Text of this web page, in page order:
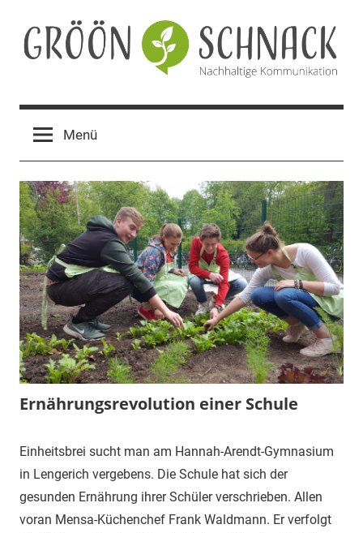
Inhalt
springen
Gröön
Schnack
Menü
Ernährungsrevolution einer Schule
16.
August
Carina
Gröön
Schnack
Einheitsbrei sucht man am Hannah-Arendt-Gymnasium
in Lengerich vergebens. Die Schule hat sich der
gesunden Ernährung ihrer Schüler verschrieben. Allen
voran Mensa-Küchenchef Frank Waldmann. Er verfolgt